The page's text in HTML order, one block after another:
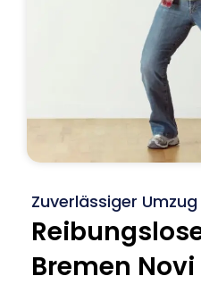
Zuverlässiger
Bremen Novi